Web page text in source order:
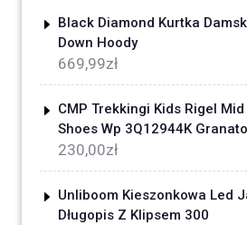
Black Diamond Kurtka
Down Hoody
669,99zł
CMP Trekkingi Kids Rigel
Shoes Wp 3Q12944K
230,00zł
Unliboom Kieszonkowa Led
Długopis Z Klipsem 300